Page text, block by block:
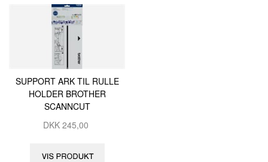
SUPPORT ARK TIL RULLE
HOLDER BROTHER
SCANNCUT
DKK 245,00